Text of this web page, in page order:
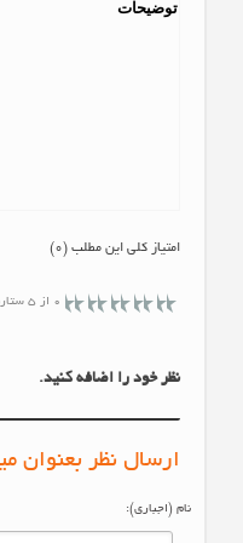
توضيحات
امتیاز کلی این مطلب (0)
0 از 5 ستاره
نظر خود را اضافه کنید.
ارسال نظر بعنوان
نام (اجباری):